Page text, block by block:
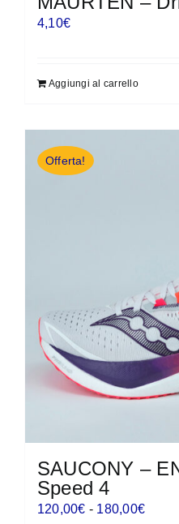
4,10€
Aggiungi al carrello
Offerta!
SAUCONY –
Speed 4
120,00€ - 180,00€Fascia